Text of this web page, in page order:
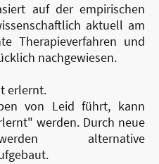
auf der empirischen
aktuell am
Therapieverfahren und
nachgewiesen.
erlernt.
von Leid führt, kann
werden. Durch neue
alternative